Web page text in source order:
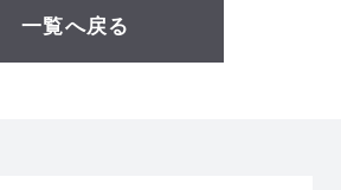
一覧へ戻る
PEOPLE